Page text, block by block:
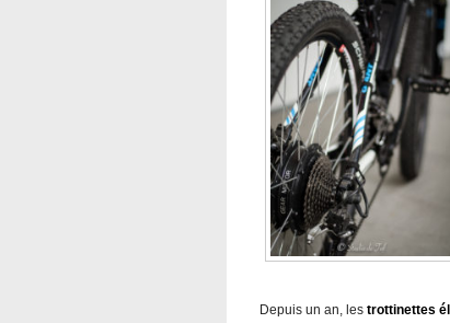
Depuis un an, les trottinettes